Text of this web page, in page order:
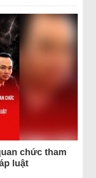
chức tham
luật